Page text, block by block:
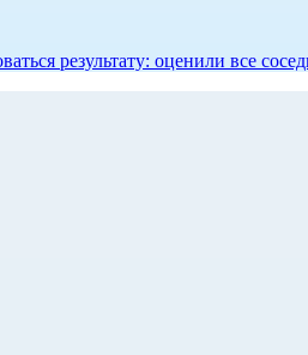
результату: оценили все